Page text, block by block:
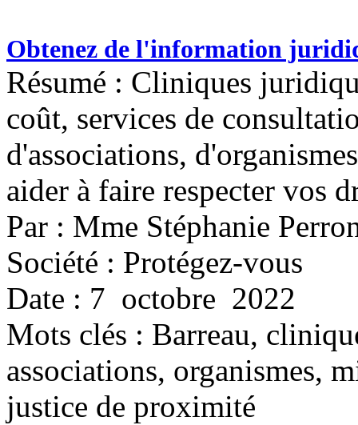
Obtenez de l'information
Résumé : Cliniques
coût, services de
d'associations,
aider à faire respecter vos
Par : Mme Stéphanie
Société : Protégez-vous
Date : 7 octobre 2022
Mots clés : Barreau,
associations, organismes,
justice de proximité